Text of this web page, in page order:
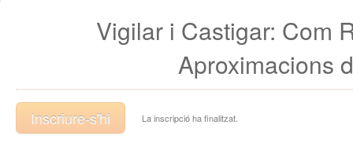
Vigilar i Castigar: Com
Aproximacions
La inscripció ha finalitzat.
Inscriure-s'hi